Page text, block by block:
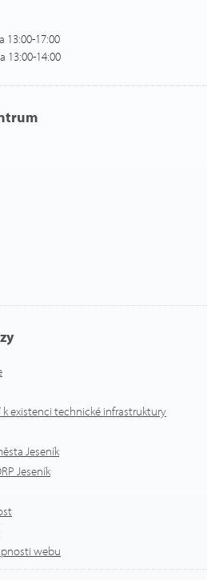
13:00-17:00
13:00-14:00
existenci technické infrastruktury
Jeseník
Jeseník
webu